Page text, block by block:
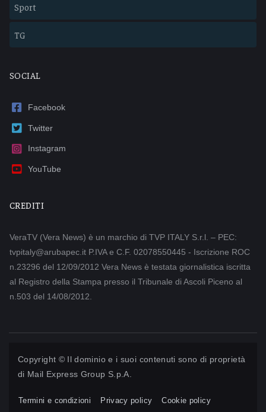
Sport
TG
SOCIAL
Facebook
Twitter
Instagram
YouTube
CREDITI
VeraTV (Vera News) è un marchio di TVP ITALY S.r.l. – PEC:
tvpitaly@arubapec.it P.IVA e C.F. 02078550445 - Iscrizione ROC
n.23296 del 12/09/2012 Vera News è testata giornalistica iscritta
al Registro della Stampa presso il Tribunale di Ascoli Piceno al
n.503 del 14/08/2012.
Copyright © Il dominio e i suoi contenuti sono di proprietà
di Mail Express Group S.p.A.
Termini e condizioni Privacy policy Cookie policy